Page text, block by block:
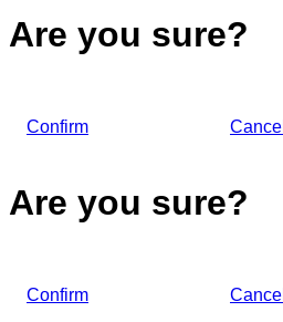
Are you sure?
Confirm Cancel
Are you sure?
Confirm Cancel